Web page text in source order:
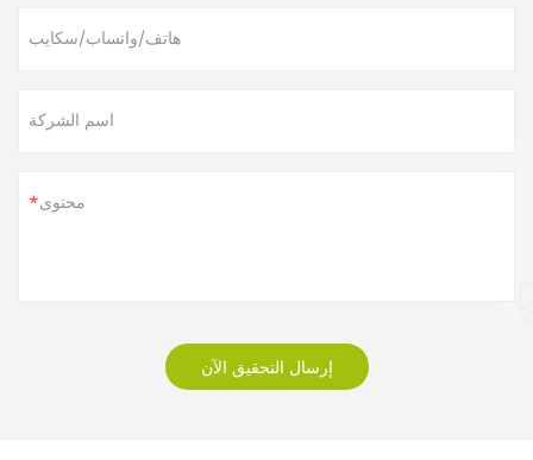
هاتف/واتساب/سكايب
اسم الشركة
محتوى
إرسال التحقيق الآن